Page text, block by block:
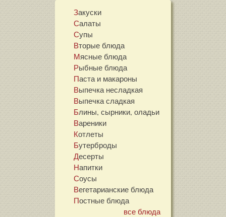
Закуски
Салаты
Супы
Вторые блюда
Мясные блюда
Рыбные блюда
Паста и макароны
Выпечка несладкая
Выпечка сладкая
Блины, сырники, оладьи
Вареники
Котлеты
Бутерброды
Десерты
Напитки
Соусы
Вегетарианские блюда
Постные блюда
все блюда